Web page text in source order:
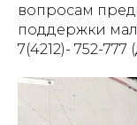
вопросам
поддержки
7(4212)- 752-777